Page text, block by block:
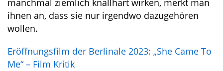
manchmal ziemlich knallhart wirken, merkt man
ihnen an, dass sie nur irgendwo dazugehören
wollen.
Eröffnungsfilm der Berlinale 2023: „She Came To
Me“ – Film Kritik